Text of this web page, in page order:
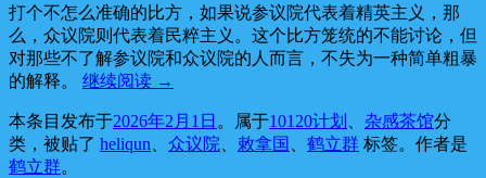
打个不怎么准确的比方，如果说参议院代表着精英主义，那
么，众议院则代表着民粹主义。这个比方笼统的不能讨论，但
对那些不了解参议院和众议院的人而言，不失为一种简单粗暴
的解释。 继续阅读 →
本条目发布于2026年2月1日 。属于10120计划 杂感茶馆分
类，被贴了 heliqun 众议院 敕拿国 鹤立群 标签。 作者是
鹤立群。